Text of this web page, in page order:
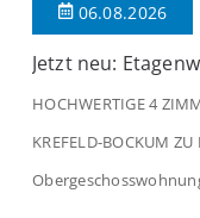
06.08.2026
Jetzt neu:
HOCHWERTIGE 4
KREFELD-BOCKUM